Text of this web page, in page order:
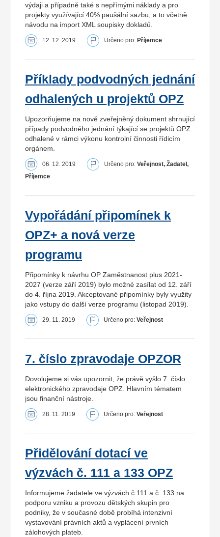
výdaji a případně také s nepřímými náklady a pro
projekty využívající 40% paušální sazbu, a to včetně
návodu na import XML soupisky dokladů.
12. 12. 2019 Určeno pro: Příjemce
Příklady podvodných jednání
odhalených u projektů OPZ
Upozorňujeme na nově zveřejněný dokument shrnující
případy podvodného jednání týkající se projektů OPZ
odhalené v rámci výkonu kontrolní činnosti řídicím
orgánem.
06. 12. 2019 Určeno pro: Veřejnost, Žadatel,
Příjemce
Vypořádání připomínek k
OPZ+ a nová verze
programu
Připomínky k návrhu OP Zaměstnanost plus 2021-
2027 (verze září 2019) bylo možné zasílat od 12. září
do 4. října 2019. Akceptované připomínky byly využity
jako vstupy do další verze programu (listopad 2019).
29. 11. 2019 Určeno pro: Veřejnost
7. číslo zpravodaje OPZOR
Dovolujeme si vás upozornit, že právě vyšlo 7. číslo
elektronického zpravodaje OPZ. Hlavním tématem
jsou finanční nástroje.
28. 11. 2019 Určeno pro: Veřejnost
Přidělování dotací ve
výzvách č. 111 a 133 OPZ
Informujeme žadatele ve výzvách č.111 a č. 133 na
podporu vzniku a provozu dětských skupin pro
podniky, že v současné době probíhá intenzivní
vystavování právních aktů a vyplácení prvních
zálohových plateb.